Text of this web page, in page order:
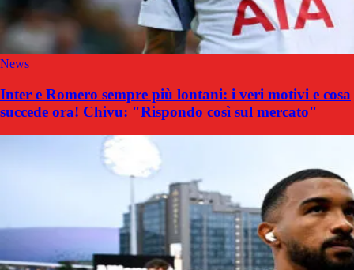
News
Inter e Romero sempre più lontani: i veri motivi e cosa
succede ora! Chivu: "Rispondo così sul mercato"